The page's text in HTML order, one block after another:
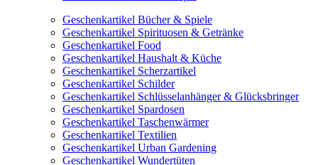
Geschenkartikel Bücher & Spiele
Geschenkartikel Spirituosen & Getränke
Geschenkartikel Food
Geschenkartikel Haushalt & Küche
Geschenkartikel Scherzartikel
Geschenkartikel Schilder
Geschenkartikel Schlüsselanhänger & Glücksbringer
Geschenkartikel Spardosen
Geschenkartikel Taschenwärmer
Geschenkartikel Textilien
Geschenkartikel Urban Gardening
Geschenkartikel Wundertüten